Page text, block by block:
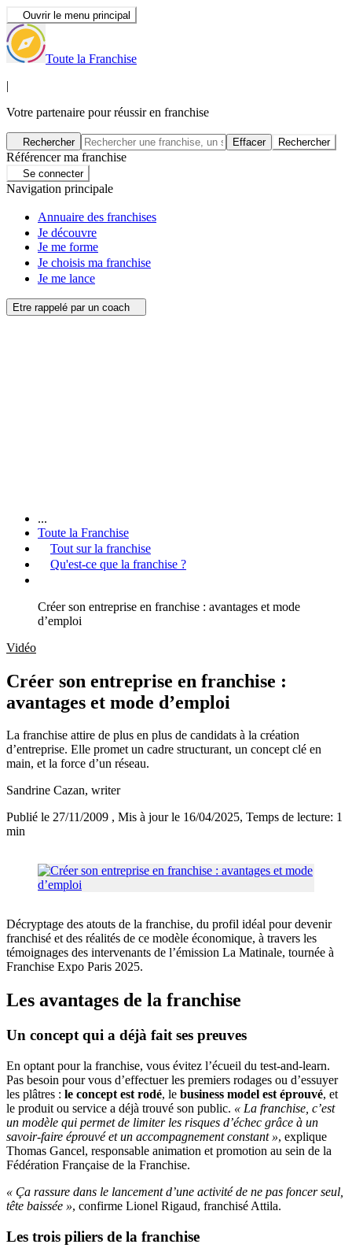
Ouvrir le menu principal
Toute la Franchise
|
Votre partenaire pour réussir en franchise
Rechercher Effacer Rechercher
Référencer ma franchise
Se connecter
Navigation principale
Annuaire des franchises
Je découvre
Je me forme
Je choisis ma franchise
Je me lance
Etre rappelé par un coach
...
Toute la Franchise
Tout sur la franchise
Qu'est-ce que la franchise ?
Créer son entreprise en franchise : avantages et mode
d’emploi
Vidéo
Créer son entreprise en franchise :
avantages et mode d’emploi
La franchise attire de plus en plus de candidats à la création
d’entreprise. Elle promet un cadre structurant, un concept clé en
main, et la force d’un réseau.
Sandrine Cazan, writer
Publié le 27/11/2009 , Mis à jour le 16/04/2025, Temps de lecture: 1
min
Décryptage des atouts de la franchise, du profil idéal pour devenir
franchisé et des réalités de ce modèle économique, à travers les
témoignages des intervenants de l’émission La Matinale, tournée à
Franchise Expo Paris 2025.
Les avantages de la franchise
Un concept qui a déjà fait ses preuves
En optant pour la franchise, vous évitez l’écueil du test-and-learn.
Pas besoin pour vous d’effectuer les premiers rodages ou d’essuyer
les plâtres : le concept est rodé, le business model est éprouvé, et
le produit ou service a déjà trouvé son public. « La franchise, c’est
un modèle qui permet de limiter les risques d’échec grâce à un
savoir-faire éprouvé et un accompagnement constant », explique
Thomas Gancel, responsable animation et promotion au sein de la
Fédération Française de la Franchise.
« Ça rassure dans le lancement d’une activité de ne pas foncer seul,
tête baissée », confirme Lionel Rigaud, franchisé Attila.
Les trois piliers de la franchise